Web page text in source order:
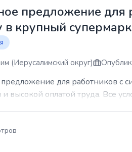
предложение для
в крупный
(Иерусалимский округ)
для работников с
высокой оплатой труда. Все